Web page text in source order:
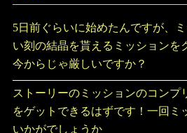
5日前ぐらいに始めたんですが、
い刻の結晶を貰えるミッションを
今からじゃ厳しいですか？
ストーリーのミッションのコンプ
をゲットできるはずです！一回ミ
いかがでしょうか